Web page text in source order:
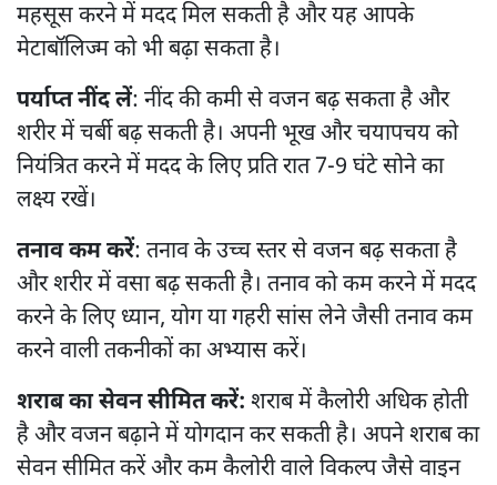
महसूस करने में मदद मिल सकती है और यह आपके
मेटाबॉलिज्म को भी बढ़ा सकता है।
पर्याप्त नींद लें: नींद की कमी से वजन बढ़ सकता है और
शरीर में चर्बी बढ़ सकती है। अपनी भूख और चयापचय को
नियंत्रित करने में मदद के लिए प्रति रात 7-9 घंटे सोने का
लक्ष्य रखें।
तनाव कम करें: तनाव के उच्च स्तर से वजन बढ़ सकता है
और शरीर में वसा बढ़ सकती है। तनाव को कम करने में मदद
करने के लिए ध्यान, योग या गहरी सांस लेने जैसी तनाव कम
करने वाली तकनीकों का अभ्यास करें।
शराब का सेवन सीमित करें: शराब में कैलोरी अधिक होती
है और वजन बढ़ाने में योगदान कर सकती है। अपने शराब का
सेवन सीमित करें और कम कैलोरी वाले विकल्प जैसे वाइन